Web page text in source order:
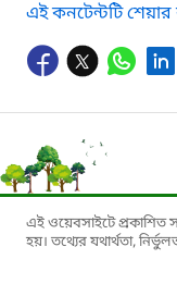
এই কনটেন্টটি
এই ওয়েবসাইটে প্রকাশিত
হয়। তথ্যের যথার্থতা,